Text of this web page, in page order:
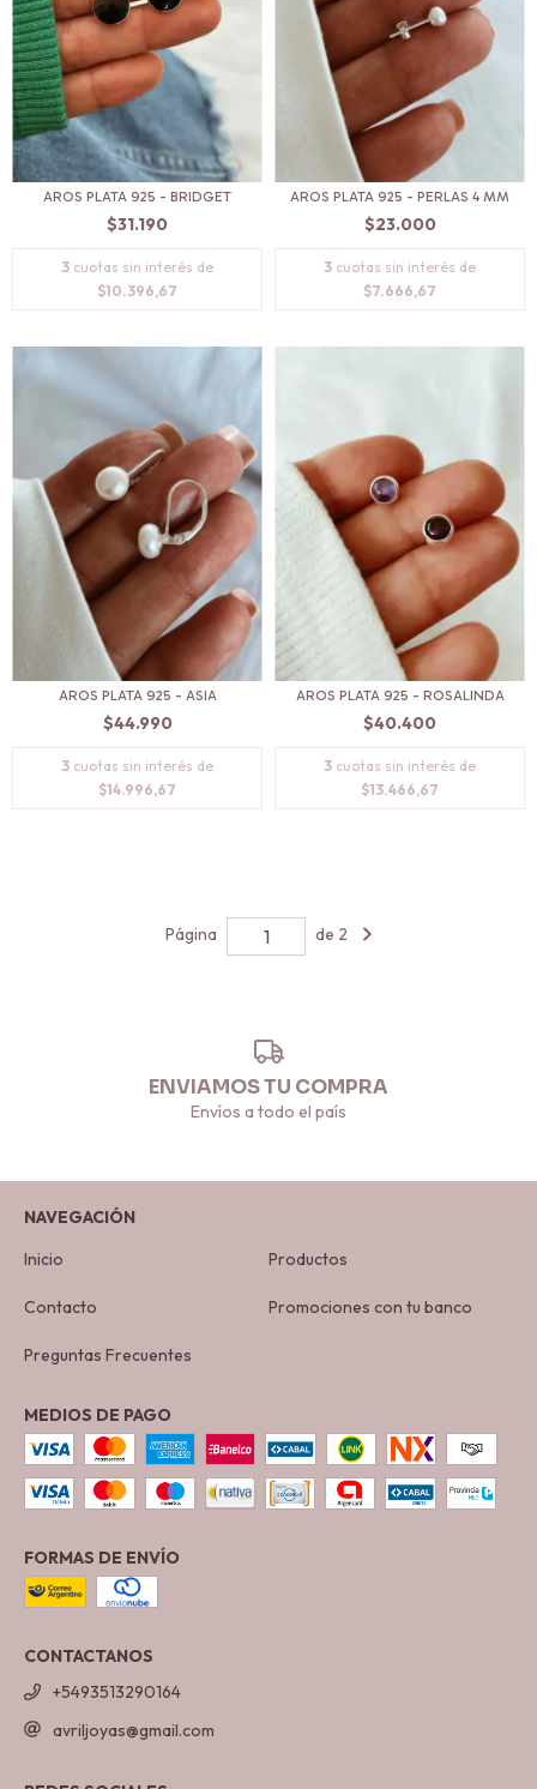
AROS PLATA 925 - BRIDGET
$31.190
3 cuotas sin interés de
$10.396,67
AROS PLATA 925 - PERLAS 4 MM
$23.000
3 cuotas sin interés de
$7.666,67
AROS PLATA 925 - ASIA
$44.990
3 cuotas sin interés de
$14.996,67
AROS PLATA 925 - ROSALINDA
$40.400
3 cuotas sin interés de
$13.466,67
Página de 2
ENVIAMOS TU COMPRA
Envíos a todo el país
NAVEGACIÓN
Inicio
Productos
Contacto Promociones con tu banco
Preguntas Frecuentes
MEDIOS DE PAGO
FORMAS DE ENVÍO
CONTACTANOS
+5493513290164
avriljoyas@gmail.com